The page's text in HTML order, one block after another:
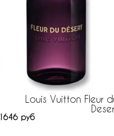
Louis Vuitton Fleur
1646 руб